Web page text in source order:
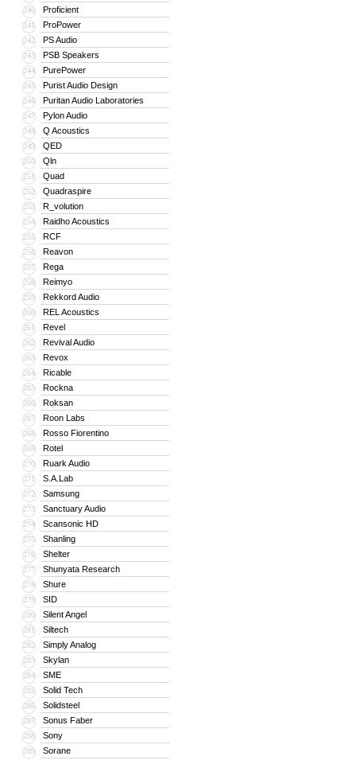
240 Proficient
241 ProPower
242 PS Audio
243 PSB Speakers
244 PurePower
245 Purist Audio Design
246 Puritan Audio Laboratories
247 Pylon Audio
248 Q Acoustics
249 QED
250 Qln
251 Quad
252 Quadraspire
253 R_volution
254 Raidho Acoustics
255 RCF
256 Reavon
257 Rega
258 Reimyo
259 Rekkord Audio
260 REL Acoustics
261 Revel
262 Revival Audio
263 Revox
264 Ricable
265 Rockna
266 Roksan
267 Roon Labs
268 Rosso Fiorentino
269 Rotel
270 Ruark Audio
271 S.A.Lab
272 Samsung
273 Sanctuary Audio
274 Scansonic HD
275 Shanling
276 Shelter
277 Shunyata Research
278 Shure
279 SID
280 Silent Angel
281 Siltech
282 Simply Analog
283 Skylan
284 SME
285 Solid Tech
286 Solidsteel
287 Sonus Faber
288 Sony
289 Sorane